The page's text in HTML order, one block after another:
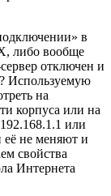
в
, либо вообще
отключен и
Используемую
на
корпуса или на
или
её не меняют и
свойства
Интернета